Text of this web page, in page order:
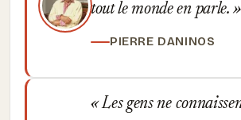
tout le monde en parle.
PIERRE DANINOS
Les gens ne